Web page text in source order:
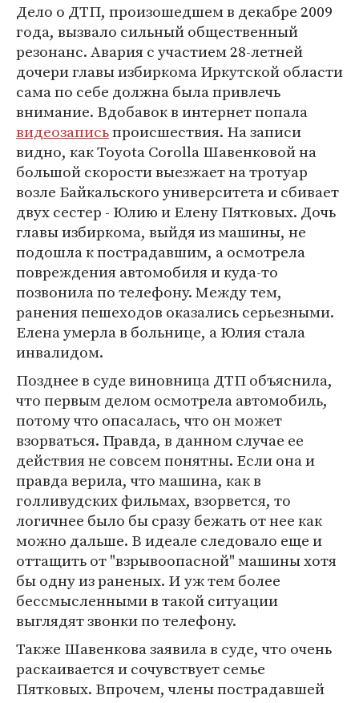
Дело о ДТП, произошедшем в декабре 2009
года, вызвало сильный общественный
резонанс. Авария с участием 28-летней
дочери главы избиркома Иркутской области
сама по себе должна была привлечь
внимание. Вдобавок в интернет попала
видеозаписьпроисшествия. На записи
видно, как Toyota Corolla Шавенковой на
большой скорости выезжает на тротуар
возле Байкальского университета и сбивает
двух сестер - Юлию и Елену Пятковых. Дочь
главы избиркома, выйдя из машины, не
подошла к пострадавшим, а осмотрела
повреждения автомобиля и куда-то
позвонила по телефону. Между тем,
ранения пешеходов оказались серьезными.
Елена умерла в больнице, а Юлия стала
инвалидом.
Позднее в суде виновница ДТП объяснила,
что первым делом осмотрела автомобиль,
потому что опасалась, что он может
взорваться. Правда, в данном случае ее
действия не совсем понятны. Если она и
правда верила, что машина, как в
голливудских фильмах, взорвется, то
логичнее было бы сразу бежать от нее как
можно дальше. В идеале следовало еще и
оттащить от "взрывоопасной" машины хотя
бы одну из раненых. И уж тем более
бессмысленными в такой ситуации
выглядят звонки по телефону.
Также Шавенкова заявила в суде, что очень
раскаивается и сочувствует семье
Пятковых. Впрочем, члены пострадавшей